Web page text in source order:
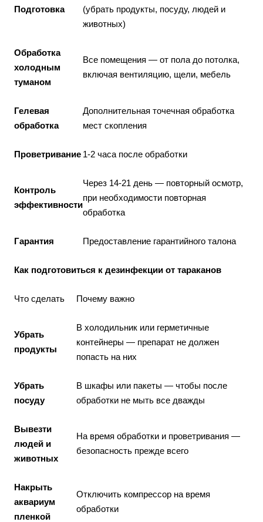
Подготовка
(убрать продукты, посуду, людей и
животных)
Обработка
холодным
туманом
Все помещения — от пола до потолка,
включая вентиляцию, щели, мебель
Гелевая
обработка
Дополнительная точечная обработка
мест скопления
Проветривание 1-2 часа после обработки
Контроль
эффективности
Через 14-21 день — повторный осмотр,
при необходимости повторная
обработка
Гарантия Предоставление гарантийного талона
Как подготовиться к дезинфекции от тараканов
Что сделать Почему важно
Убрать
продукты
В холодильник или герметичные
контейнеры — препарат не должен
попасть на них
Убрать
посуду
В шкафы или пакеты — чтобы после
обработки не мыть все дважды
Вывезти
людей и
животных
На время обработки и проветривания —
безопасность прежде всего
Накрыть
аквариум
пленкой
Отключить компрессор на время
обработки